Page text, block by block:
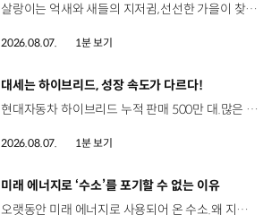
살랑이는 억새와 새들의 지저귐,선선한 가을이 찾아오는 소리. 더 기아 타스만과 함께 계절을 만나보세요. 🎧 *본 영상은 AI를 활용해 제작했습니다. #기아 #더기아타스만 #타스만 #가을 #입추 #Tasman #ASMR
2026.08.07. 1분 보기
[동영상]
대세는 하이브리드, 성장 속도가 다르다!
현대자동차 하이브리드 누적 판매 500만 대.많은 운전자들이 선택한 이유는 무엇일까요? 현대진행형 팟캐스트 EP.21에서 확인하세요.📻 #현대자동차그룹 #현대진행형 #모빌리티팟캐스트 #하이브리드 #연료 #미래모빌리티 #모빌리티
2026.08.07. 1분 보기
[동영상]
미래 에너지로 ‘수소’를 포기할 수 없는 이유
오랫동안 미래 에너지로 사용되어 온 수소.왜 지금까지도 중요한 선택지로 꼽힐까요? 현대진행형 팟캐스트 EP.21에서 확인하세요.📻 #현대자동차그룹 #현대진행형 #모빌리티팟캐스트 #수소전기차 #수소에너지 #연료 #미래모빌리티 #모빌리티